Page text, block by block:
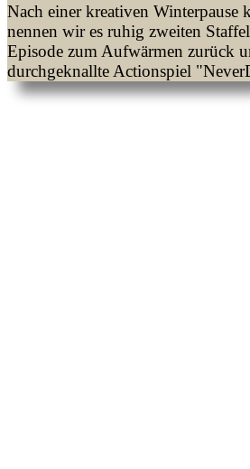
Nach einer kreativen Winterpause
nennen wir es ruhig zweiten
Episode zum Aufwärmen zurück
durchgeknallte Actionspiel